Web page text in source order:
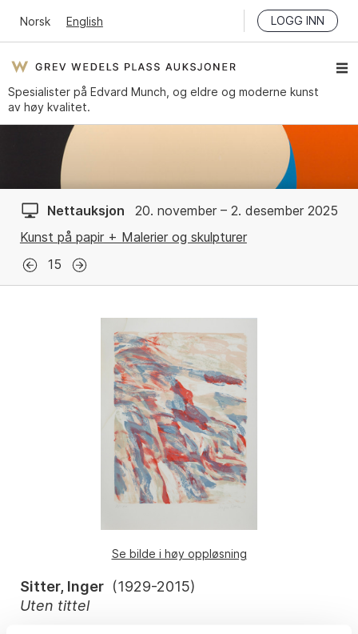
Norsk English LOGG INN
Spesialister på Edvard Munch, og eldre og moderne kunst
av høy kvalitet.
Nettauksjon
20. november – 2. desember 2025
Kunst på papir + Malerier og skulpturer
15
Se bilde i høy oppløsning
Sitter, Inger (1929-2015)
Uten tittel